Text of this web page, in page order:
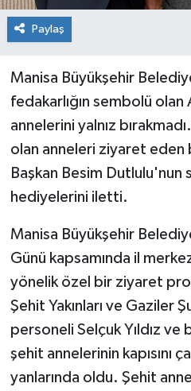
Paylaş
Manisa Büyükşehir
fedakarlığın sembolü
annelerini yalnız
olan anneleri ziyaret
Başkan Besim Dutlulu'nun
hediyelerini iletti.
Manisa Büyükşehir
Günü kapsamında il
yönelik özel bir ziyaret
Şehit Yakınları ve Gaziler
personeli Selçuk Yıldız
şehit annelerinin kapısını
yanlarında oldu. Şehit